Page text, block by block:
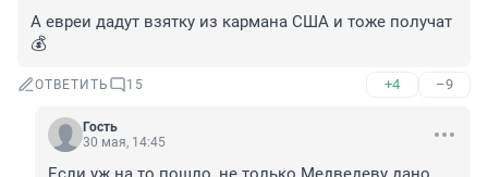
А евреи дадут взятку из кармана США и тоже получат
💰
ОТВЕТИТЬ 15 +4 –9
Гость
30 мая, 14:45